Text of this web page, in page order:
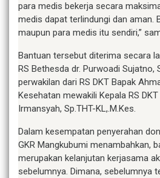
para medis bekerja secara
medis dapat terlindungi dan aman.
maupun para medis itu sendiri,”
Bantuan tersebut diterima secara
RS Bethesda dr. Purwoadi Sujatno,
perwakilan dari RS DKT Bapak
Kesehatan mewakili Kepala RS DKT
Irmansyah, Sp.THT-KL,.M.Kes.
Dalam kesempatan penyerahan
GKR Mangkubumi menambahkan,
merupakan kelanjutan kerjasama
sebelumnya. Dimana, sebelumnya